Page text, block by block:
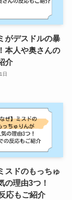
がデスドルの暴
本人や奥さんの
介
日
スドのもっちゅ
の理由3つ！
応もご紹介